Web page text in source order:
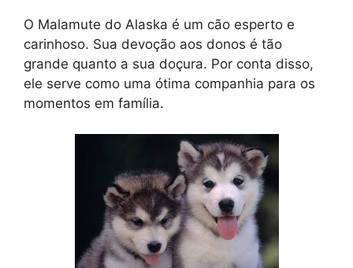
O Malamute do Alaska é um cão esperto e
carinhoso. Sua devoção aos donos é tão
grande quanto a sua doçura. Por conta disso,
ele serve como uma ótima companhia para os
momentos em família.